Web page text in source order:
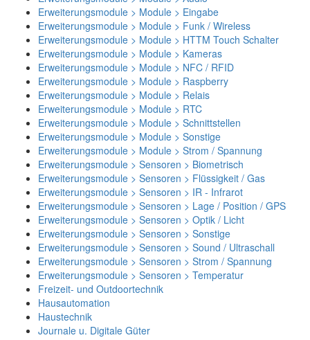
Erweiterungsmodule > Module > Eingabe
Erweiterungsmodule > Module > Funk / Wireless
Erweiterungsmodule > Module > HTTM Touch Schalter
Erweiterungsmodule > Module > Kameras
Erweiterungsmodule > Module > NFC / RFID
Erweiterungsmodule > Module > Raspberry
Erweiterungsmodule > Module > Relais
Erweiterungsmodule > Module > RTC
Erweiterungsmodule > Module > Schnittstellen
Erweiterungsmodule > Module > Sonstige
Erweiterungsmodule > Module > Strom / Spannung
Erweiterungsmodule > Sensoren > Biometrisch
Erweiterungsmodule > Sensoren > Flüssigkeit / Gas
Erweiterungsmodule > Sensoren > IR - Infrarot
Erweiterungsmodule > Sensoren > Lage / Position / GPS
Erweiterungsmodule > Sensoren > Optik / Licht
Erweiterungsmodule > Sensoren > Sonstige
Erweiterungsmodule > Sensoren > Sound / Ultraschall
Erweiterungsmodule > Sensoren > Strom / Spannung
Erweiterungsmodule > Sensoren > Temperatur
Freizeit- und Outdoortechnik
Hausautomation
Haustechnik
Journale u. Digitale Güter